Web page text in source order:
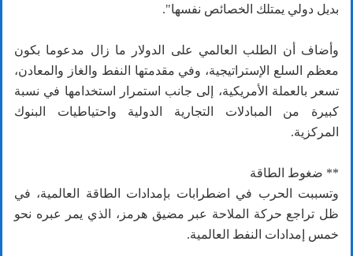
بديل دولي يمتلك الخصائص نفسها".
وأضاف أن الطلب العالمي على الدولار ما زال مدعوما بكون
معظم السلع الإستراتيجية، وفي مقدمتها النفط والغاز والمعادن،
تسعر بالعملة الأمريكية، إلى جانب استمرار استخدامها في نسبة
كبيرة من المبادلات التجارية الدولية واحتياطيات البنوك
المركزية.
** ضغوط الطاقة
وتسببت الحرب في اضطرابات بإمدادات الطاقة العالمية، في
ظل تراجع حركة الملاحة عبر مضيق هرمز، الذي يمر عبره نحو
خمس إمدادات النفط العالمية.